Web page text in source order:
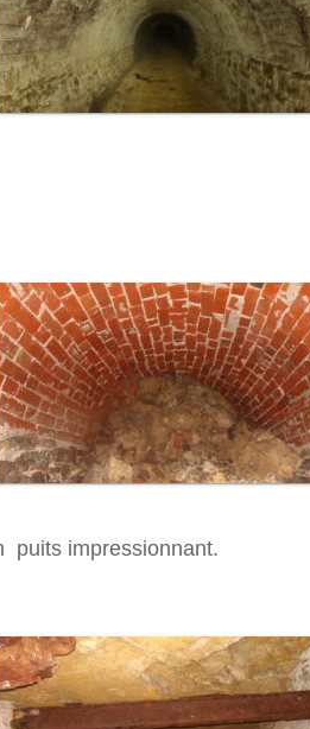
puits impressionnant.